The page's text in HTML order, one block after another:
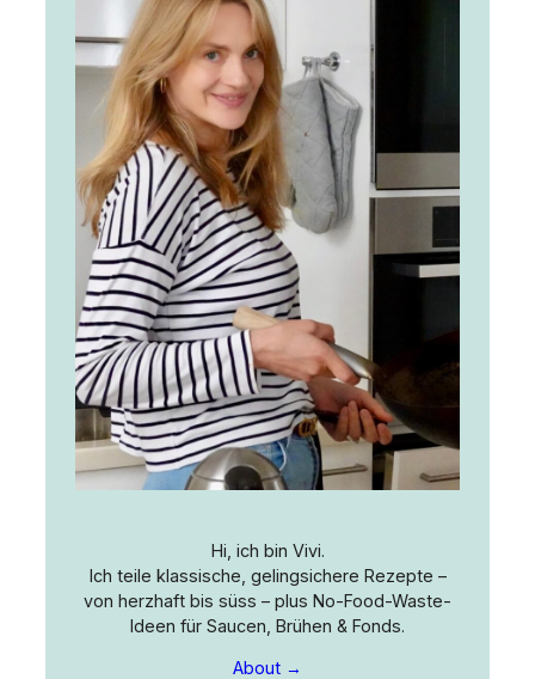
Hi, ich bin Vivi.
Ich teile klassische, gelingsichere Rezepte –
von herzhaft bis süss – plus No-Food-Waste-
Ideen für Saucen, Brühen & Fonds.
About →